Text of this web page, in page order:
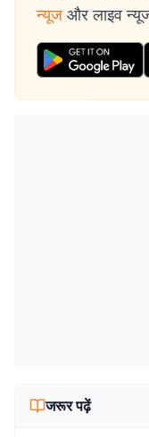
न्यूज और लाइव
जरूर पढ़ें